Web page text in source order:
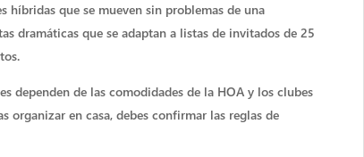
híbridas que se mueven sin problemas de una
dramáticas que se adaptan a listas de invitados de 25
dependen de las comodidades de la HOA y los clubes
organizar en casa, debes confirmar las reglas de